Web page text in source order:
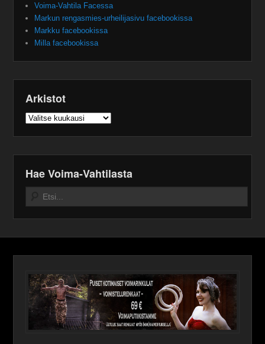
Voima-Vahtila Facessa
Markun rengasmies-urheilijasivu facebookissa
Markku facebookissa
Milla facebookissa
Arkistot
Arkistot
Hae Voima-Vahtilasta
Search